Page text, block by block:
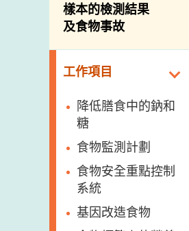
樣本的檢測結果
及食物事故
工作項目
降低膳食中的鈉和
糖
食物監測計劃
食物安全重點控制
系統
基因改造食物